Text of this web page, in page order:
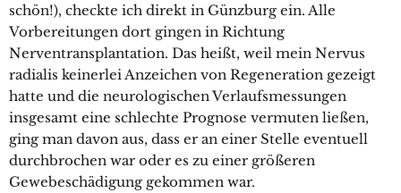
schön!), checkte ich direkt in Günzburg ein. Alle
Vorbereitungen dort gingen in Richtung
Nerventransplantation. Das heißt, weil mein Nervus
radialis keinerlei Anzeichen von Regeneration gezeigt
hatte und die neurologischen Verlaufsmessungen
insgesamt eine schlechte Prognose vermuten ließen,
ging man davon aus, dass er an einer Stelle eventuell
durchbrochen war oder es zu einer größeren
Gewebeschädigung gekommen war.